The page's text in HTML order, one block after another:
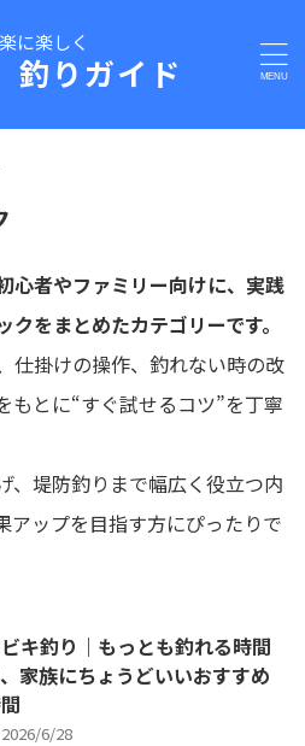
に楽しく
りガイド
心者やファミリー向けに、実践
をまとめたカテゴリーです。
仕掛けの操作、釣れない時の改
もとに“すぐ試せるコツ”を丁寧
、堤防釣りまで幅広く役立つ内
アップを目指す方にぴったりで
キ釣り｜もっとも釣れる時間
家族にちょうどいいおすすめ
2026/6/28